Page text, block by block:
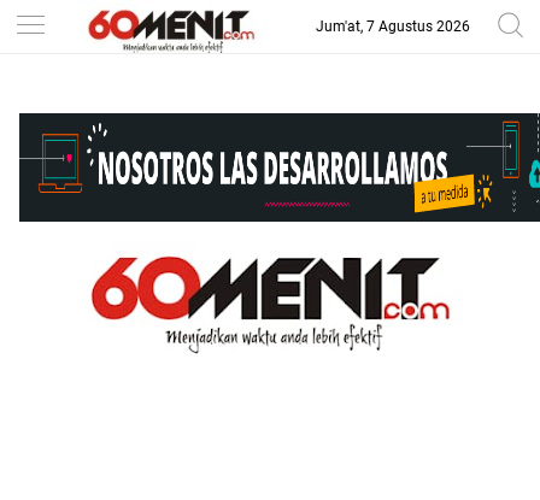
--> Jum'at, 7 Agustus 2026